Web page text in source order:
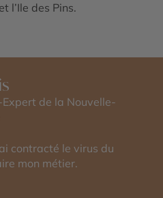
l’Ile des Pins.
Expert de la Nouvelle-
contracté le virus du
mon métier.